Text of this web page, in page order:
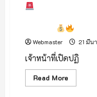
เชียงใหม่
จับ
มือ
วช.
เดิน
หน้า
ลด
Webmaster 21 มีน
เจ้าหน้าที่เปิดปฏิ
Read More
more